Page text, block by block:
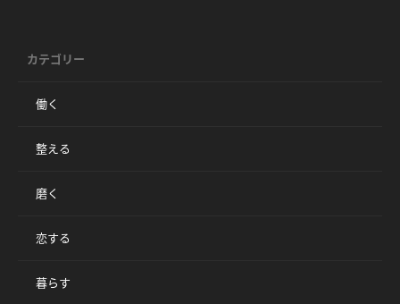
カテゴリー
働く
整える
磨く
恋する
暮らす